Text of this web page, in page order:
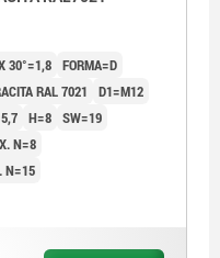
30°=1,8 FORMA=D
RAL 7021
D1=M12
H=8 SW=19
N=8
N=15